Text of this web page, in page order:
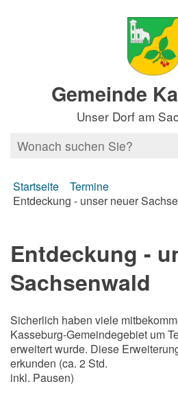
Gemeinde
Unser Dorf am
Startseite
Termine
Entdeckung - unser neuer
Entdeckung -
Sachsenwald
Sicherlich haben viele
Kasseburg-Gemeindegebiet um
erweitert wurde. Diese
erkunden (ca. 2 Std.
inkl. Pausen)